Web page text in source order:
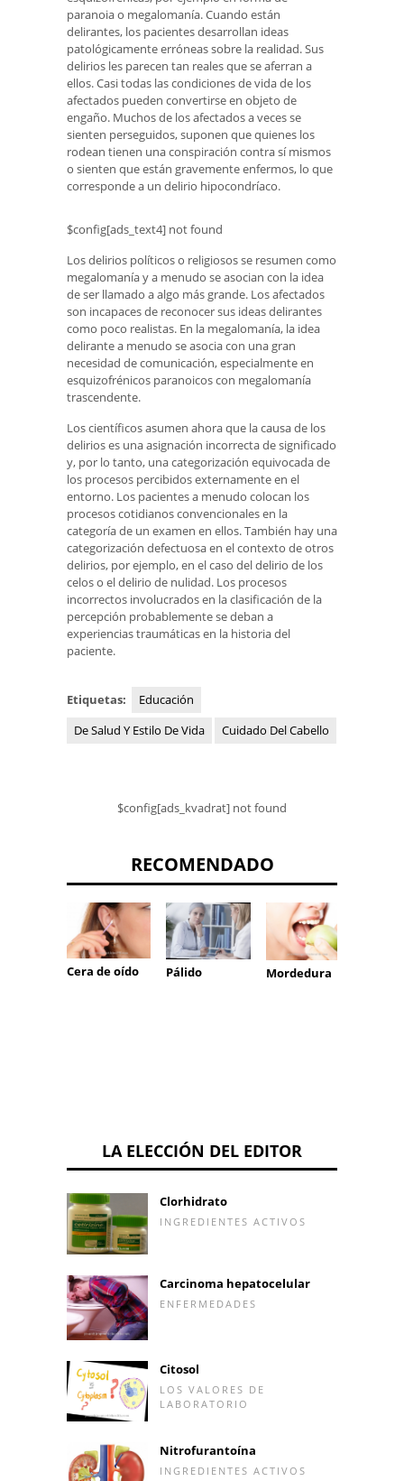
paranoia o megalomanía. Cuando están
delirantes, los pacientes desarrollan ideas
patológicamente erróneas sobre la realidad. Sus
delirios les parecen tan reales que se aferran a
ellos. Casi todas las condiciones de vida de los
afectados pueden convertirse en objeto de
engaño. Muchos de los afectados a veces se
sienten perseguidos, suponen que quienes los
rodean tienen una conspiración contra sí mismos
o sienten que están gravemente enfermos, lo que
corresponde a un delirio hipocondríaco.
$config[ads_text4] not found
Los delirios políticos o religiosos se resumen como
megalomanía y a menudo se asocian con la idea
de ser llamado a algo más grande. Los afectados
son incapaces de reconocer sus ideas delirantes
como poco realistas. En la megalomanía, la idea
delirante a menudo se asocia con una gran
necesidad de comunicación, especialmente en
esquizofrénicos paranoicos con megalomanía
trascendente.
Los científicos asumen ahora que la causa de los
delirios es una asignación incorrecta de significado
y, por lo tanto, una categorización equivocada de
los procesos percibidos externamente en el
entorno. Los pacientes a menudo colocan los
procesos cotidianos convencionales en la
categoría de un examen en ellos. También hay una
categorización defectuosa en el contexto de otros
delirios, por ejemplo, en el caso del delirio de los
celos o el delirio de nulidad. Los procesos
incorrectos involucrados en la clasificación de la
percepción probablemente se deban a
experiencias traumáticas en la historia del
paciente.
Etiquetas:
Educación
De Salud Y Estilo De Vida
Cuidado Del Cabello
$config[ads_kvadrat] not found
RECOMENDADO
Cera de oído Pálido Mordedura
LA ELECCIÓN DEL EDITOR
Clorhidrato
INGREDIENTES ACTIVOS
Carcinoma hepatocelular
ENFERMEDADES
Citosol
LOS VALORES DE
LABORATORIO
Nitrofurantoína
INGREDIENTES ACTIVOS